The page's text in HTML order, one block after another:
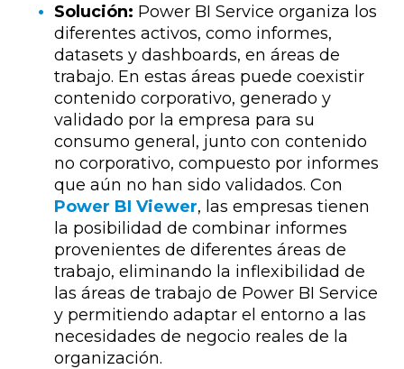
Solución: Power BI Service organiza los
diferentes activos, como informes,
datasets y dashboards, en áreas de
trabajo. En estas áreas puede coexistir
contenido corporativo, generado y
validado por la empresa para su
consumo general, junto con contenido
no corporativo, compuesto por informes
que aún no han sido validados. Con
Power BI Viewer, las empresas tienen
la posibilidad de combinar informes
provenientes de diferentes áreas de
trabajo, eliminando la inflexibilidad de
las áreas de trabajo de Power BI Service
y permitiendo adaptar el entorno a las
necesidades de negocio reales de la
organización.